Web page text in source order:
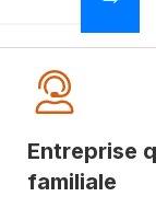
Entreprise
familiale